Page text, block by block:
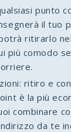
punto
il tuo
ritirarlo
più comodo
ritiro e
è la più
combinare
da te